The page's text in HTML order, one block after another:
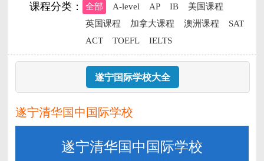
课程分类： 全部 A-level AP IB
美国课程
英国课程
加拿大课程 澳洲课程
SAT
ACT
TOEFL IELTS
遂宁国际学校大全
遂宁清华国中国际学校
遂宁清华国中国际学校